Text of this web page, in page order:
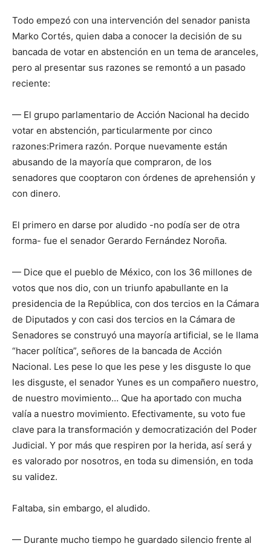
Todo empezó con una intervención del senador panista
Marko Cortés, quien daba a conocer la decisión de su
bancada de votar en abstención en un tema de aranceles,
pero al presentar sus razones se remontó a un pasado
reciente:
— El grupo parlamentario de Acción Nacional ha decido
votar en abstención, particularmente por cinco
razones:Primera razón. Porque nuevamente están
abusando de la mayoría que compraron, de los
senadores que cooptaron con órdenes de aprehensión y
con dinero.
El primero en darse por aludido -no podía ser de otra
forma- fue el senador Gerardo Fernández Noroña.
— Dice que el pueblo de México, con los 36 millones de
votos que nos dio, con un triunfo apabullante en la
presidencia de la República, con dos tercios en la Cámara
de Diputados y con casi dos tercios en la Cámara de
Senadores se construyó una mayoría artificial, se le llama
“hacer política”, señores de la bancada de Acción
Nacional. Les pese lo que les pese y les disguste lo que
les disguste, el senador Yunes es un compañero nuestro,
de nuestro movimiento… Que ha aportado con mucha
valía a nuestro movimiento. Efectivamente, su voto fue
clave para la transformación y democratización del Poder
Judicial. Y por más que respiren por la herida, así será y
es valorado por nosotros, en toda su dimensión, en toda
su validez.
Faltaba, sin embargo, el aludido.
— Durante mucho tiempo he guardado silencio frente al